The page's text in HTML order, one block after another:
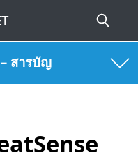
สารบัญ